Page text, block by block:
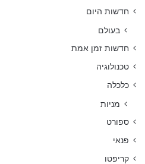
חדשות היום
בעולם
חדשות זמן אמת
טכנולוגיה
כלכלה
מניות
ספורט
פנאי
קריפטו